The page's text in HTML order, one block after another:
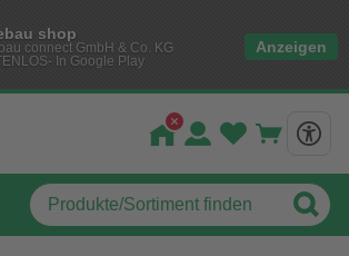
shop
connect GmbH & Co. KG
In Google Play
Anzeigen